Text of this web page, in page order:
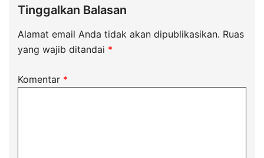
Tinggalkan Balasan
Alamat email Anda tidak akan dipublikasikan. Ruas
yang wajib ditandai *
Komentar *